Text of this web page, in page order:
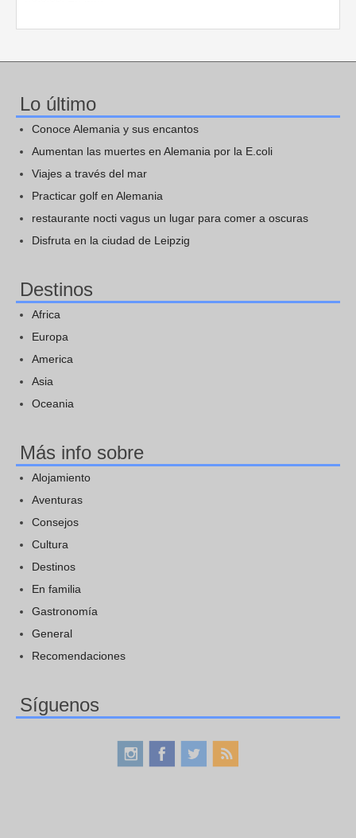
Lo último
Conoce Alemania y sus encantos
Aumentan las muertes en Alemania por la E.coli
Viajes a través del mar
Practicar golf en Alemania
restaurante nocti vagus un lugar para comer a oscuras
Disfruta en la ciudad de Leipzig
Destinos
Africa
Europa
America
Asia
Oceania
Más info sobre
Alojamiento
Aventuras
Consejos
Cultura
Destinos
En familia
Gastronomía
General
Recomendaciones
Síguenos